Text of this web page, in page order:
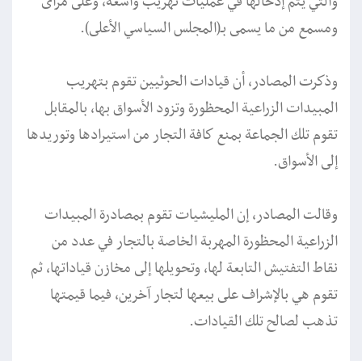
ومسمع من ما يسمى بـ(المجلس السياسي الأعلى).
وذكرت المصادر، أن قيادات الحوثيين تقوم بتهريب
المبيدات الزراعية المحظورة وتزود الأسواق بها، بالمقابل
تقوم تلك الجماعة بمنع كافة التجار من استيرادها وتوريدها
إلى الأسواق.
وقالت المصادر، إن المليشيات تقوم بمصادرة المبيدات
الزراعية المحظورة المهربة الخاصة بالتجار في عدد من
نقاط التفتيش التابعة لها، وتحويلها إلى مخازن قياداتها، ثم
تقوم هي بالإشراف على بيعها لتجار آخرين، فيما قيمتها
تذهب لصالح تلك القيادات.